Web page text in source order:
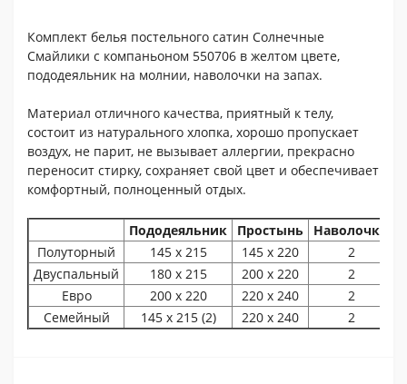
Комплект белья постельного сатин Солнечные
Смайлики с компаньоном 550706 в желтом цвете,
пододеяльник на молнии, наволочки на запах.
Материал отличного качества, приятный к телу,
состоит из натурального хлопка, хорошо пропускает
воздух, не парит, не вызывает аллергии, прекрасно
переносит стирку, сохраняет свой цвет и обеспечивает
комфортный, полноценный отдых.
Пододеяльник Простынь
Наволочки
Полуторный
145 х 215 145 х 220
2
Двуспальный
180 х 215 200 х 220
2
Евро
200 х 220 220 х 240
2
Семейный
145 х 215 (2) 220 х 240 2